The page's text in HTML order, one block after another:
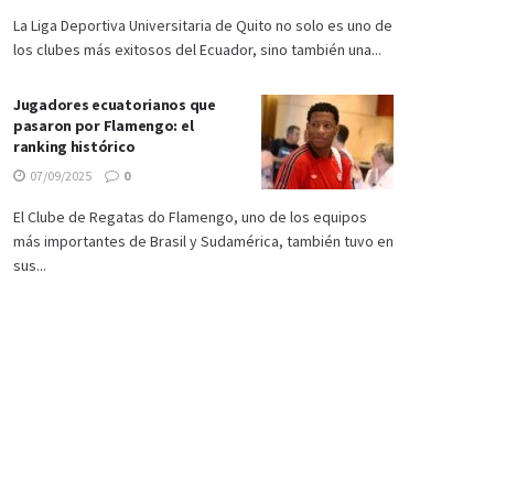
La Liga Deportiva Universitaria de Quito no solo es uno de
los clubes más exitosos del Ecuador, sino también una...
Jugadores ecuatorianos que
pasaron por Flamengo: el
ranking histórico
07/09/2025 0
El Clube de Regatas do Flamengo, uno de los equipos
más importantes de Brasil y Sudamérica, también tuvo en
sus...